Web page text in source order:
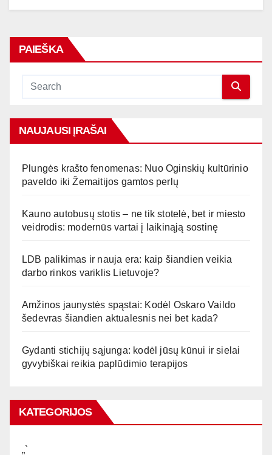
PAIEŠKA
NAUJAUSI ĮRAŠAI
Plungės krašto fenomenas: Nuo Oginskių kultūrinio
paveldo iki Žemaitijos gamtos perlų
Kauno autobusų stotis – ne tik stotelė, bet ir miesto
veidrodis: modernūs vartai į laikinąją sostinę
LDB palikimas ir nauja era: kaip šiandien veikia
darbo rinkos variklis Lietuvoje?
Amžinos jaunystės spąstai: Kodėl Oskaro Vaildo
šedevras šiandien aktualesnis nei bet kada?
Gydanti stichijų sąjunga: kodėl jūsų kūnui ir sielai
gyvybiškai reikia paplūdimio terapijos
KATEGORIJOS
„`